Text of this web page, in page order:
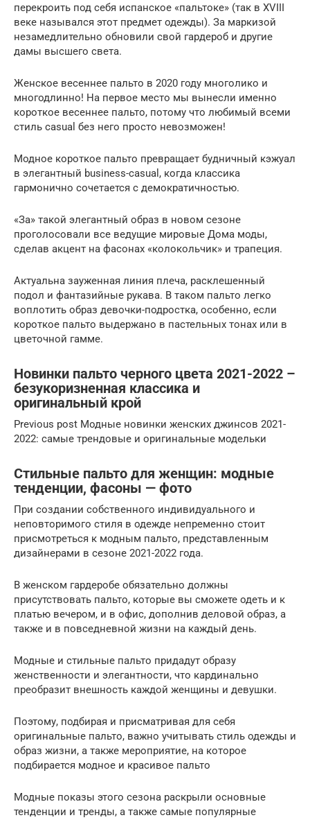
перекроить под себя испанское «пальтоке» (так в XVIII
веке назывался этот предмет одежды). За маркизой
незамедлительно обновили свой гардероб и другие
дамы высшего света.
Женское весеннее пальто в 2020 году многолико и
многодлинно! На первое место мы вынесли именно
короткое весеннее пальто, потому что любимый всеми
стиль casual без него просто невозможен!
Модное короткое пальто превращает будничный кэжуал
в элегантный business-casual, когда классика
гармонично сочетается с демократичностью.
«За» такой элегантный образ в новом сезоне
проголосовали все ведущие мировые Дома моды,
сделав акцент на фасонах «колокольчик» и трапеция.
Актуальна зауженная линия плеча, расклешенный
подол и фантазийные рукава. В таком пальто легко
воплотить образ девочки-подростка, особенно, если
короткое пальто выдержано в пастельных тонах или в
цветочной гамме.
Новинки пальто черного цвета 2021-2022 –
безукоризненная классика и
оригинальный крой
Previous post Модные новинки женских джинсов 2021-
2022: самые трендовые и оригинальные модельки
Стильные пальто для женщин: модные
тенденции, фасоны — фото
При создании собственного индивидуального и
неповторимого стиля в одежде непременно стоит
присмотреться к модным пальто, представленным
дизайнерами в сезоне 2021-2022 года.
В женском гардеробе обязательно должны
присутствовать пальто, которые вы сможете одеть и к
платью вечером, и в офис, дополнив деловой образ, а
также и в повседневной жизни на каждый день.
Модные и стильные пальто придадут образу
женственности и элегантности, что кардинально
преобразит внешность каждой женщины и девушки.
Поэтому, подбирая и присматривая для себя
оригинальные пальто, важно учитывать стиль одежды и
образ жизни, а также мероприятие, на которое
подбирается модное и красивое пальто
Модные показы этого сезона раскрыли основные
тенденции и тренды, а также самые популярные